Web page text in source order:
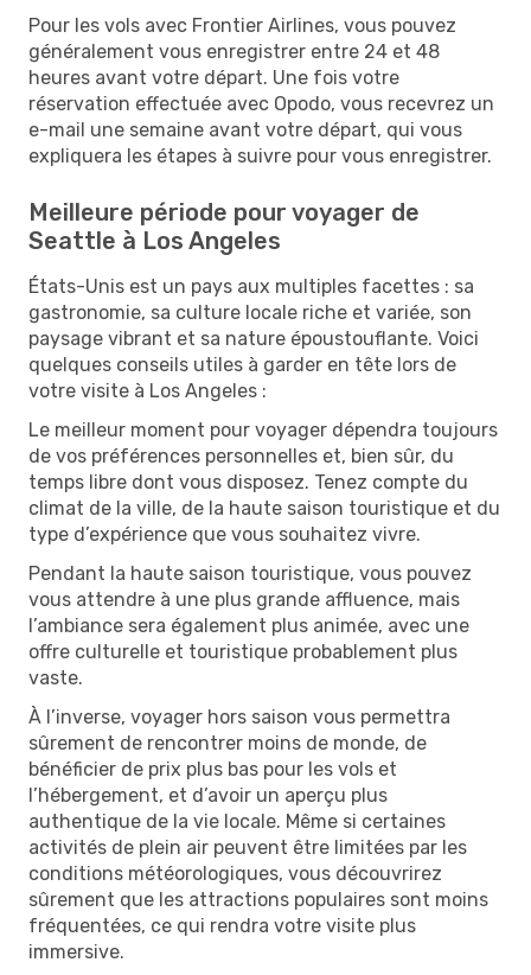
Pour les vols avec Frontier Airlines, vous pouvez
généralement vous enregistrer entre 24 et 48
heures avant votre départ. Une fois votre
réservation effectuée avec Opodo, vous recevrez un
e-mail une semaine avant votre départ, qui vous
expliquera les étapes à suivre pour vous enregistrer.
Meilleure période pour voyager de
Seattle à Los Angeles
États-Unis est un pays aux multiples facettes : sa
gastronomie, sa culture locale riche et variée, son
paysage vibrant et sa nature époustouflante. Voici
quelques conseils utiles à garder en tête lors de
votre visite à Los Angeles :
Le meilleur moment pour voyager dépendra toujours
de vos préférences personnelles et, bien sûr, du
temps libre dont vous disposez. Tenez compte du
climat de la ville, de la haute saison touristique et du
type d’expérience que vous souhaitez vivre.
Pendant la haute saison touristique, vous pouvez
vous attendre à une plus grande affluence, mais
l’ambiance sera également plus animée, avec une
offre culturelle et touristique probablement plus
vaste.
À l’inverse, voyager hors saison vous permettra
sûrement de rencontrer moins de monde, de
bénéficier de prix plus bas pour les vols et
l’hébergement, et d’avoir un aperçu plus
authentique de la vie locale. Même si certaines
activités de plein air peuvent être limitées par les
conditions météorologiques, vous découvrirez
sûrement que les attractions populaires sont moins
fréquentées, ce qui rendra votre visite plus
immersive.